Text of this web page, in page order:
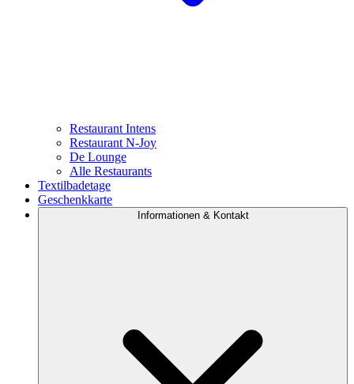
Restaurant Intens
Restaurant N-Joy
De Lounge
Alle Restaurants
Textilbadetage
Geschenkkarte
Informationen & Kontakt